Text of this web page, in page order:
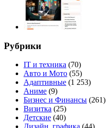
Рубрики
IT и техника (70)
Авто и Мото (55)
Адаптивные (1 253)
Аниме (9)
Бизнес и Финансы (261)
Визитка (25)
Детские (40)